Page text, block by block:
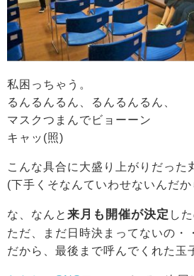
私困っちゃう。
るんるんるん、るんるんるん、
マスクつまんでビョーーン
キャッ(照)
こんな具合に大盛り上がりだった
(下手くそなんていわせないんだか
な、なんと 来月も開催が決定 し
ただ、まだ日時決まってないの・
だから、最後まで呼んでくれた玉